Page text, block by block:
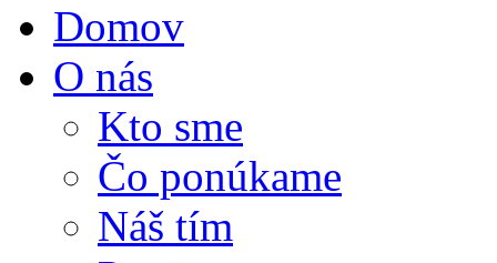
Domov
O nás
Kto sme
Čo ponúkame
Náš tím